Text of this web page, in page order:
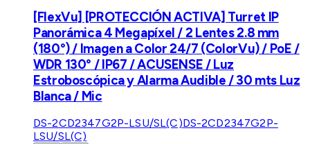
[FlexVu] [PROTECCIÓN ACTIVA] Turret IP
Panorámica 4 Megapíxel / 2 Lentes 2.8 mm
(180°) / Imagen a Color 24/7 (ColorVu) / PoE /
WDR 130° / IP67 / ACUSENSE / Luz
Estroboscópica y Alarma Audible / 30 mts Luz
Blanca / Mic
DS-2CD2347G2P-LSU/SL(C)DS-2CD2347G2P-
LSU/SL(C)